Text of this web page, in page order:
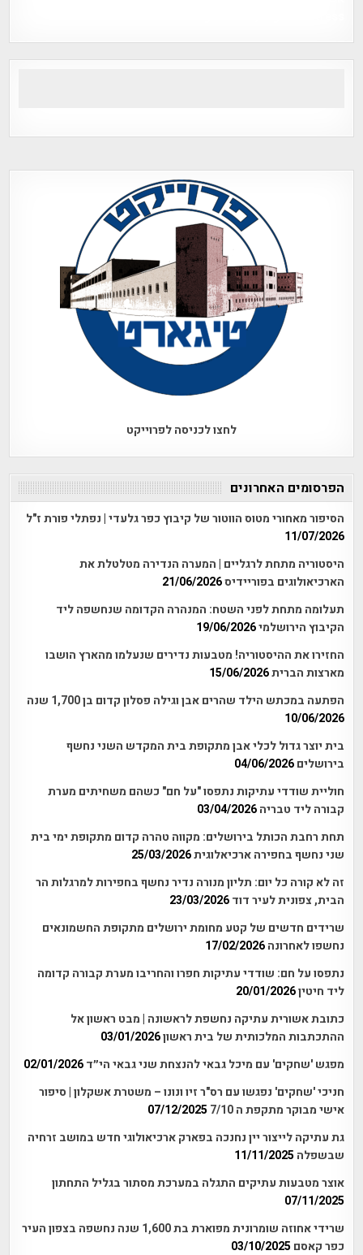
לחצו לכניסה לפרוייקט
הפרסומים האחרונים
הסיפור מאחורי מטוס הווטור של קיבוץ כפר גלעדי | נפתלי פורת ז"ל
11/07/2026
היסטוריה מתחת לרגליים | המערה הנדירה מטלטלת את
הארכיאולוגים בפוריידיס21/06/2026
תעלומה מתחת לפני השטח: המנהרה הקדומה שנחשפה ליד
הקיבוץ הירושלמי19/06/2026
החזירו את ההיסטוריה! מטבעות נדירים שנעלמו מהארץ הושבו
מארצות הברית15/06/2026
הפתעה במכתש הילד שהרים אבן וגילה פסלון קדום בן 1,700 שנה
10/06/2026
בית יוצר גדול לכלי אבן מתקופת בית המקדש השני נחשף
בירושלים 04/06/2026
חוליית שודדי עתיקות נתפסו "על חם" כשהם משחיתים מערת
קבורה ליד טבריה 03/04/2026
תחת רחבת הכותל בירושלים: מקווה טהרה קדום מתקופת ימי בית
שני נחשף בחפירה ארכיאלוגית25/03/2026
זה לא קורה כל יום: תליון מנורה נדיר נחשף בחפירות למרגלות הר
הבית, צפונית לעיר דוד 23/03/2026
שרידים חדשים של קטע מחומת ירושלים מתקופת החשמונאים
נחשפו לאחרונה 17/02/2026
נתפסו על חם: שודדי עתיקות חפרו והחריבו מערת קבורה קדומה
ליד חיטין20/01/2026
כתובת אשורית עתיקה נחשפת לראשונה | מבט ראשון אל
ההתכתבות המלכותית של בית ראשון03/01/2026
מפגש 'שחקים' עם מיכל גבאי להנצחת שני גבאי הי״ד 02/01/2026
חניכי 'שחקים' נפגשו עם רס"ר זיו ונונו – משטרת אשקלון | סיפור
אישי מבוקר מתקפת ה 7/10
07/12/2025
גת עתיקה לייצור יין נחנכה בפארק ארכיאולוגי חדש במושב זרחיה
שבשפלה 11/11/2025
אוצר מטבעות עתיקים התגלה במערכת מסתור בגליל התחתון
07/11/2025
שרידי אחוזה שומרונית מפוארת בת 1,600 שנה נחשפה בצפון העיר
כפר קאסם 03/10/2025